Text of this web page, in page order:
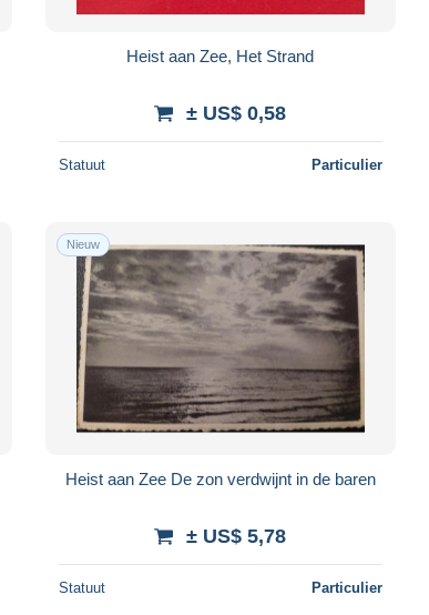
Heist aan Zee, Het Strand
± US$ 0,58
Statuut Particulier
Nieuw
Heist aan Zee De zon verdwijnt in de baren
± US$ 5,78
Statuut Particulier